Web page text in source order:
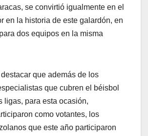
se convirtió igualmente en el
en la historia de este galardón, en
dos equipos en la misma
que además de los
que cubren el béisbol
ligas, para esta ocasión,
como votantes, los
que este año participaron